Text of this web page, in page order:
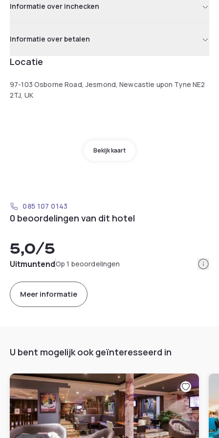
Informatie over inchecken
Informatie over betalen
Locatie
97-103 Osborne Road, Jesmond, Newcastle upon Tyne NE2
2TJ, UK
Bekijk kaart
085 107 0143
0 beoordelingen van dit hotel
5,0/5
UitmuntendOp 1 beoordelingen
Meer informatie
U bent mogelijk ook geïnteresseerd in